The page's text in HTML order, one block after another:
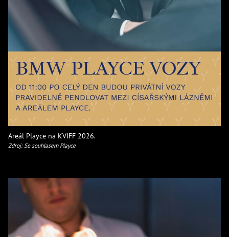
Areál Playce na KVIFF 2026.
Zdroj: Se souhlasem Playce